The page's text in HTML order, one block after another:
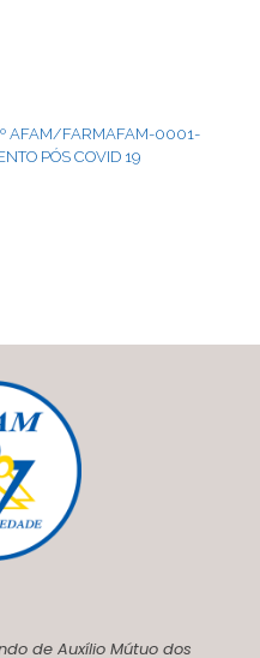
AFAM/FARMAFAM-0001-
PÓS COVID 19
de Auxílio Mútuo dos